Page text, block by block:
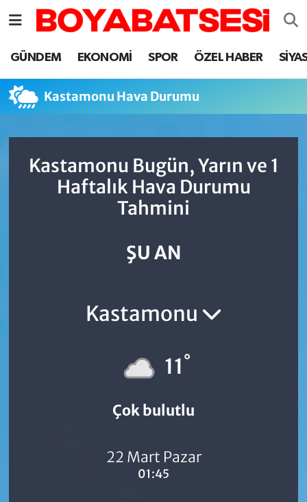
GÜNDEM EKONOMİ SPOR ÖZEL HABER
Kastamonu Hava Durumu
Kastamonu Bugün, Yarın ve 1
Haftalık Hava Durumu
Tahmini
ŞU AN
Kastamonu
11°
Çok bulutlu
22 Mart Pazar
01:45
Sinop Nöbetçi Eczaneler
Sinop Trafik Yoğunluk Haritası
Süper Lig Puan Durumu ve Fikstür
Son Dakika Haberleri